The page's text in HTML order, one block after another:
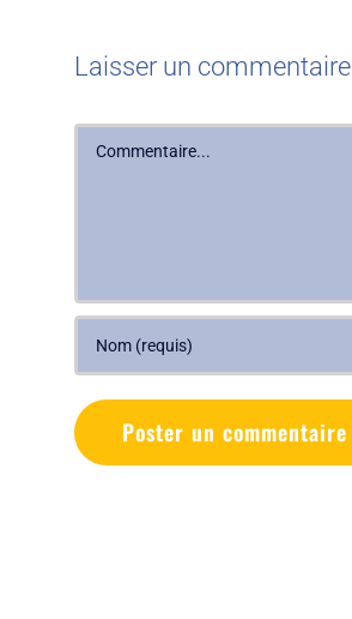
Laisser un commentaire
Commentaire